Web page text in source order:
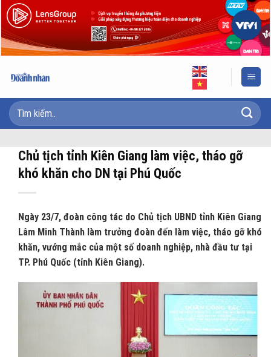
Skip
to
content
Chủ tịch tỉnh Kiên Giang làm việc, tháo gỡ
khó khăn cho DN tại Phú Quốc
Ngày 23/7, đoàn công tác do Chủ tịch UBND tỉnh Kiên Giang
Lâm Minh Thành làm trưởng đoàn đến làm việc, tháo gỡ khó
khăn, vướng mắc của một số doanh nghiệp, nhà đầu tư tại
TP. Phú Quốc (tỉnh Kiên Giang).